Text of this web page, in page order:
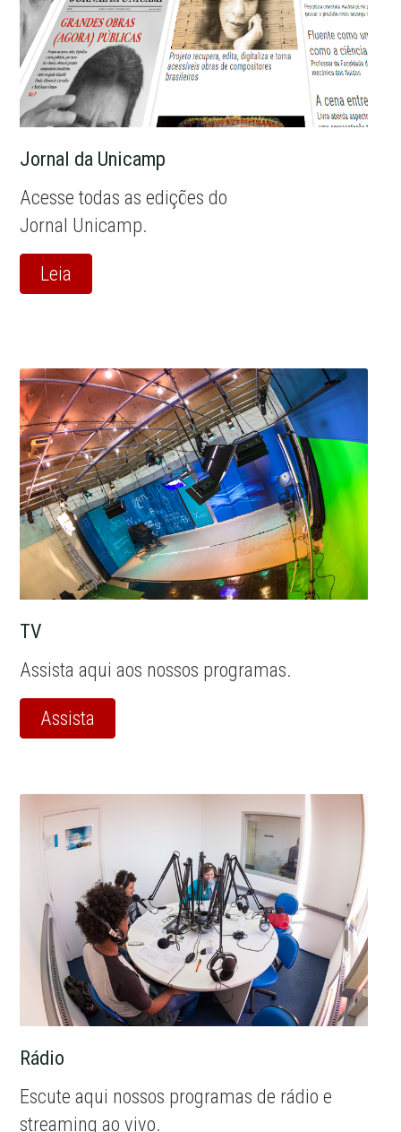
Jornal da Unicamp
Acesse todas as edições do
Jornal Unicamp.
Leia
TV
Assista aqui aos nossos programas.
Assista
Rádio
Escute aqui nossos programas de rádio e
streaming ao vivo.